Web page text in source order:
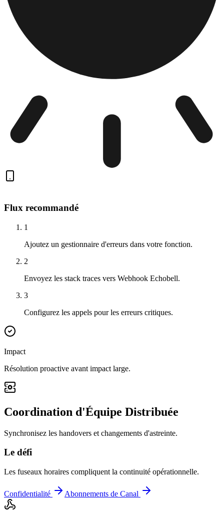
Flux recommandé
1
Ajoutez un gestionnaire d'erreurs dans votre fonction.
2
Envoyez les stack traces vers Webhook Echobell.
3
Configurez les appels pour les erreurs critiques.
Impact
Résolution proactive avant impact large.
Coordination d'Équipe Distribuée
Synchronisez les handovers et changements d'astreinte.
Le défi
Les fuseaux horaires compliquent la continuité opérationnelle.
Confidentialité Abonnements de Canal